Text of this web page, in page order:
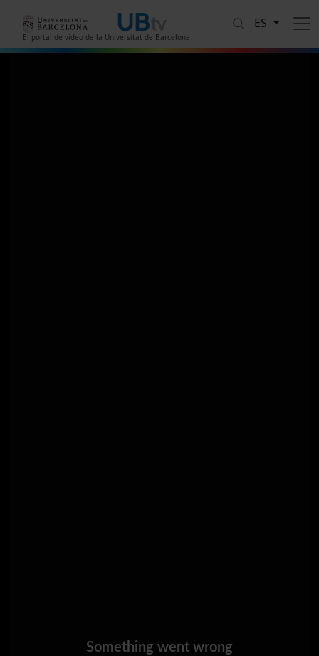
El portal de vídeo de la Universitat de Barcelona
ES
Something went wrong